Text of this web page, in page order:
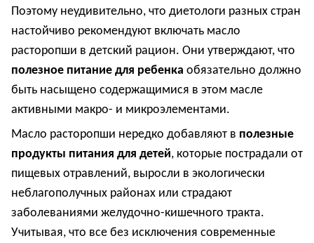
Поэтому неудивительно, что диетологи разных стран
настойчиво рекомендуют включать масло
расторопши в детский рацион. Они утверждают, что
полезное питание для ребенка обязательно должно
быть насыщено содержащимися в этом масле
активными макро- и микроэлементами.
Масло расторопши нередко добавляют в полезные
продукты питания для детей, которые пострадали от
пищевых отравлений, выросли в экологически
неблагополучных районах или страдают
заболеваниями желудочно-кишечного тракта.
Учитывая, что все без исключения современные